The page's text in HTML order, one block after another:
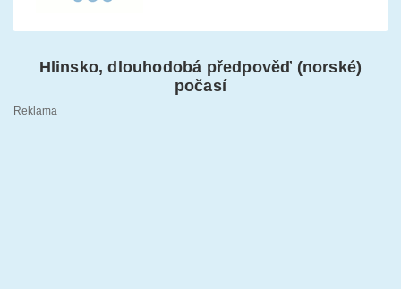
Hlinsko, dlouhodobá předpověď (norské)
počasí
Reklama